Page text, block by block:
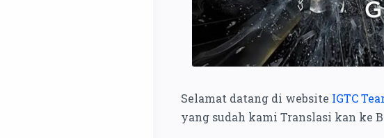
Selamat datang di website IGTC
yang sudah kami Translasi kan ke